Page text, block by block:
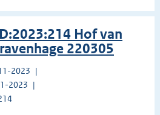
Hof van
220305
2023
2023